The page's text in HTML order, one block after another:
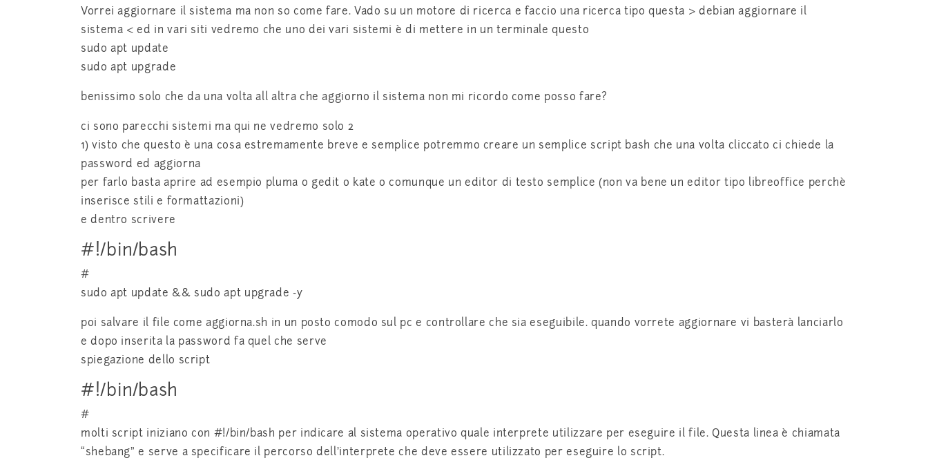
Vorrei aggiornare il sistema ma non so come fare. Vado su un motore di ricerca e faccio una ricerca tipo questa > debian aggiornare il
sistema < ed in vari siti vedremo che uno dei vari sistemi è di mettere in un terminale questo
sudo apt update
sudo apt upgrade
benissimo solo che da una volta all altra che aggiorno il sistema non mi ricordo come posso fare?
ci sono parecchi sistemi ma qui ne vedremo solo 2
1) visto che questo è una cosa estremamente breve e semplice potremmo creare un semplice script bash che una volta cliccato ci chiede la
password ed aggiorna
per farlo basta aprire ad esempio pluma o gedit o kate o comunque un editor di testo semplice (non va bene un editor tipo libreoffice perchè
inserisce stili e formattazioni)
e dentro scrivere
#!/bin/bash
#
sudo apt update && sudo apt upgrade -y
poi salvare il file come aggiorna.sh in un posto comodo sul pc e controllare che sia eseguibile. quando vorrete aggiornare vi basterà lanciarlo
e dopo inserita la password fa quel che serve
spiegazione dello script
#!/bin/bash
#
molti script iniziano con #!/bin/bash per indicare al sistema operativo quale interprete utilizzare per eseguire il file. Questa linea è chiamata
“shebang” e serve a specificare il percorso dell’interprete che deve essere utilizzato per eseguire lo script.